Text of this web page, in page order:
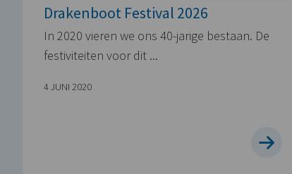
Drakenboot Festival 2026
In 2020 vieren we ons 40-jarige bestaan. De
festiviteiten voor dit ...
4 JUNI 2020